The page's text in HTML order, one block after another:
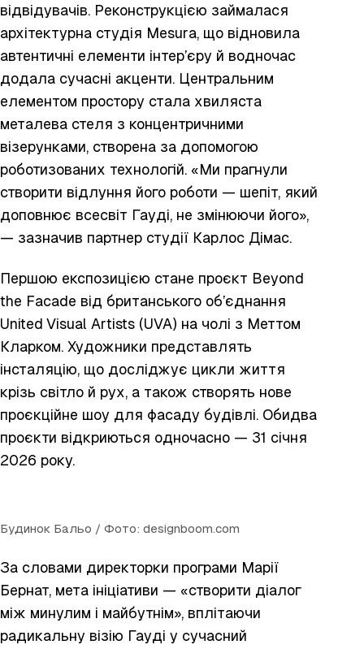
відвідувачів. Реконструкцією займалася
архітектурна студія Mesura, що відновила
автентичні елементи інтер’єру й водночас
додала сучасні акценти. Центральним
елементом простору стала хвиляста
металева стеля з концентричними
візерунками, створена за допомогою
роботизованих технологій. «Ми прагнули
створити відлуння його роботи — шепіт, який
доповнює всесвіт Гауді, не змінюючи його»,
— зазначив партнер студії Карлос Дімас.
Першою експозицією стане проєкт Beyond
the Facade від британського об’єднання
United Visual Artists (UVA) на чолі з Меттом
Кларком. Художники представлять
інсталяцію, що досліджує цикли життя
крізь світло й рух, а також створять нове
проєкційне шоу для фасаду будівлі. Обидва
проєкти відкриються одночасно — 31 січня
2026 року.
Будинок Бальо / Фото: designboom.com
За словами директорки програми Марії
Бернат, мета ініціативи — «створити діалог
між минулим і майбутнім», вплітаючи
радикальну візію Гауді у сучасний